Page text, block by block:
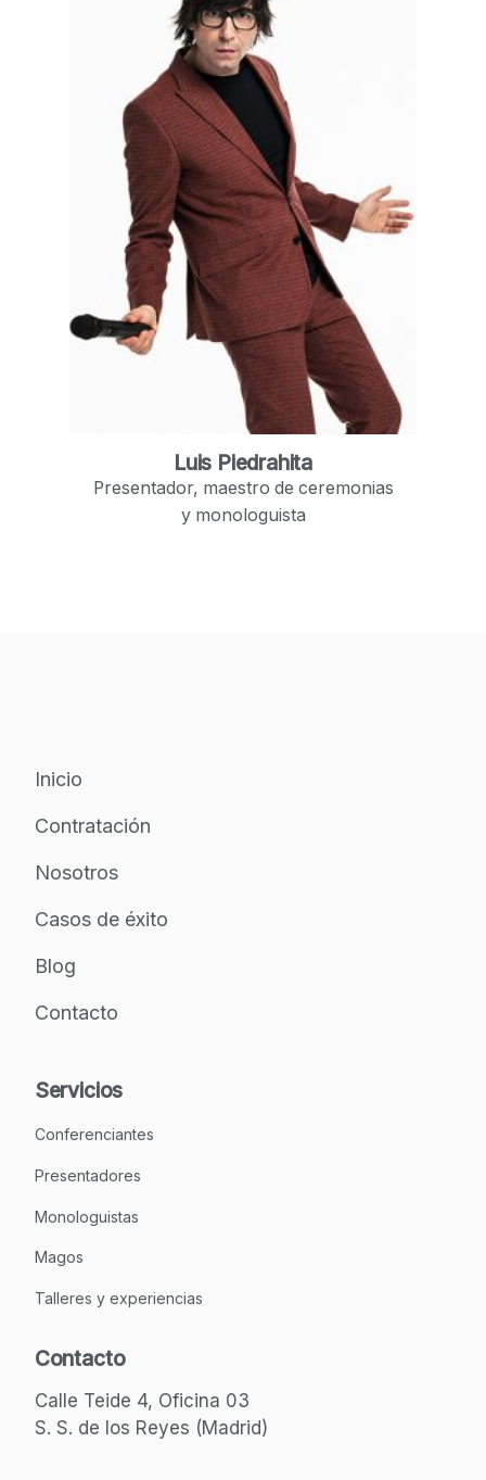
Luis Piedrahita
Presentador, maestro de ceremonias
y monologuista
Inicio
Contratación
Nosotros
Casos de éxito
Blog
Contacto
Servicios
Conferenciantes
Presentadores
Monologuistas
Magos
Talleres y experiencias
Contacto
Calle Teide 4, Oficina 03
S. S. de los Reyes (Madrid)